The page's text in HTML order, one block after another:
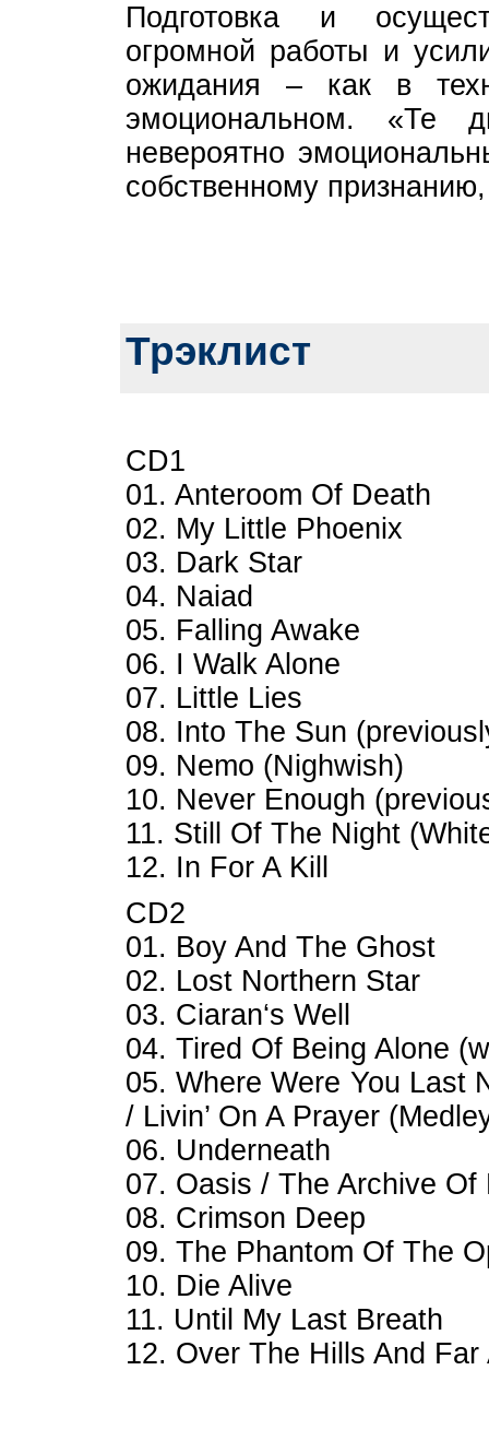
Подготовка и
огромной работы и
ожидания – как в
эмоциональном. «Те
невероятно
собственному
Трэклист
CD1
01. Anteroom Of Death
02. My Little Phoenix
03. Dark Star
04. Naiad
05. Falling Awake
06. I Walk Alone
07. Little Lies
08. Into The Sun
09. Nemo (Nighwish)
10. Never Enough
11. Still Of The Night
12. In For A Kill
CD2
01. Boy And The Ghost
02. Lost Northern Star
03. Ciaran‘s Well
04. Tired Of Being Alone
05. Where Were You Last
/ Livin’ On A Prayer
06. Underneath
07. Oasis / The Archive Of
08. Crimson Deep
09. The Phantom Of The
10. Die Alive
11. Until My Last Breath
12. Over The Hills And